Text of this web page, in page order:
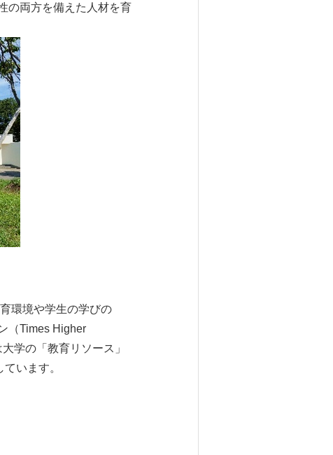
の両方を備えた人材を育
環境や学生の学びの
（Times Higher
学の「教育リソース」
います。